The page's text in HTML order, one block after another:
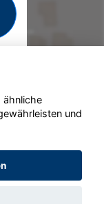
- 2026
ähnliche
und